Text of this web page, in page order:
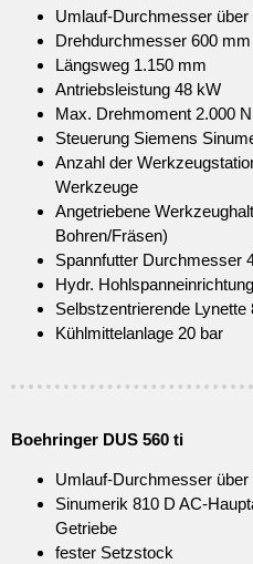
Umlauf-Durchmesser über
Drehdurchmesser 600 mm
Längsweg 1.150 mm
Antriebsleistung 48 kW
Max. Drehmoment 2.000
Steuerung Siemens
Anzahl der
Werkzeuge
Angetriebene
Bohren/Fräsen)
Spannfutter Durchmesser
Hydr.
Selbstzentrierende Lynette
Kühlmittelanlage 20 bar
Boehringer DUS 560 ti
Umlauf-Durchmesser
Sinumerik 810 D AC-
Getriebe
fester Setzstock